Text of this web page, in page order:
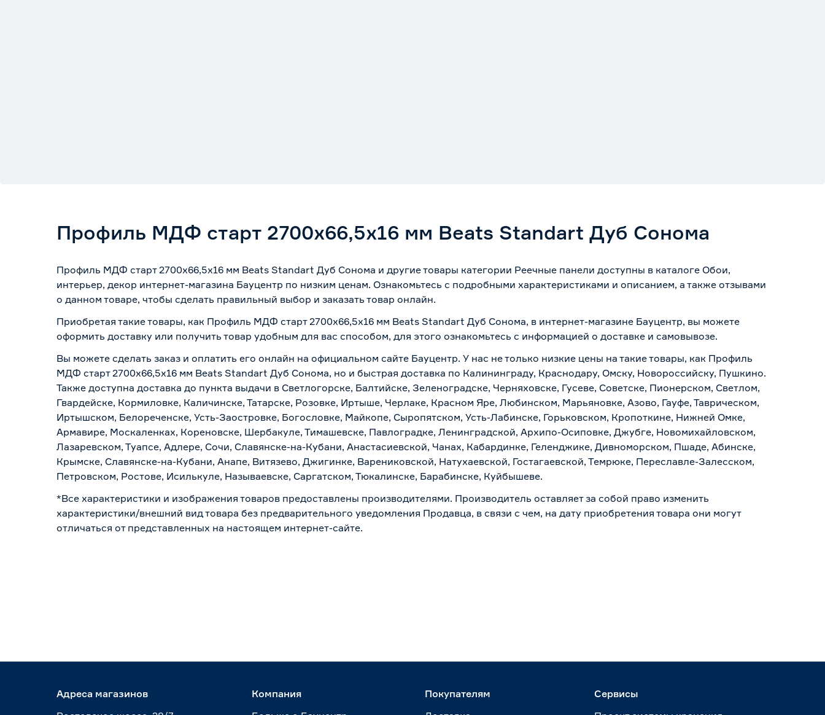
Профиль МДФ старт 2700x66,5x16 мм Beats Standart Дуб Сонома
Профиль МДФ старт 2700x66,5x16 мм Beats Standart Дуб Сонома и другие товары категории Реечные панели доступны в каталоге Обои,
интерьер, декор интернет-магазина Бауцентр по низким ценам. Ознакомьтесь с подробными характеристиками и описанием, а также отзывами
о данном товаре, чтобы сделать правильный выбор и заказать товар онлайн.
Приобретая такие товары, как Профиль МДФ старт 2700x66,5x16 мм Beats Standart Дуб Сонома, в интернет-магазине Бауцентр, вы можете
оформить доставку или получить товар удобным для вас способом, для этого ознакомьтесь с информацией о доставке и самовывозе.
Вы можете сделать заказ и оплатить его онлайн на официальном сайте Бауцентр. У нас не только низкие цены на такие товары, как Профиль
МДФ старт 2700x66,5x16 мм Beats Standart Дуб Сонома, но и быстрая доставка по Калининграду, Краснодару, Омску, Новороссийску, Пушкино.
Также доступна доставка до пункта выдачи в Светлогорске, Балтийске, Зеленоградске, Черняховске, Гусеве, Советске, Пионерском, Светлом,
Гвардейске, Кормиловке, Каличинске, Татарске, Розовке, Иртыше, Черлаке, Красном Яре, Любинском, Марьяновке, Азово, Гауфе, Таврическом,
Иртышском, Белореченске, Усть-Заостровке, Богословке, Майкопе, Сыропятском, Усть-Лабинске, Горьковском, Кропоткине, Нижней Омке,
Армавире, Москаленках, Кореновске, Шербакуле, Тимашевске, Павлоградке, Ленинградской, Архипо-Осиповке, Джубге, Новомихайловском,
Лазаревском, Туапсе, Адлере, Сочи, Славянске-на-Кубани, Анастасиевской, Чанах, Кабардинке, Геленджике, Дивноморском, Пшаде, Абинске,
Крымске, Славянске-на-Кубани, Анапе, Витязево, Джигинке, Варениковской, Натухаевской, Гостагаевской, Темрюке, Переславле-Залесском,
Петровском, Ростове, Исилькуле, Называевске, Саргатском, Тюкалинске, Барабинске, Куйбышеве.
*Все характеристики и изображения товаров предоставлены производителями. Производитель оставляет за собой право изменить
характеристики/внешний вид товара без предварительного уведомления Продавца, в связи с чем, на дату приобретения товара они могут
отличаться от представленных на настоящем интернет-сайте.
Адреса магазинов
Компания
Покупателям
Сервисы